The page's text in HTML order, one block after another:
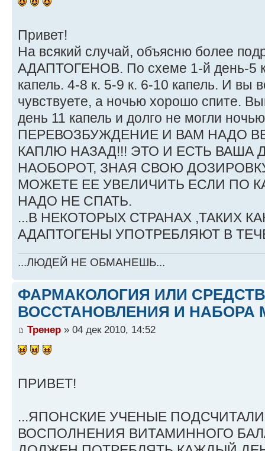
Привет!
На всякий случай, объясню более
АДАПТОГЕНОВ. По схеме 1-й день-5
капель. 4-8 к. 5-9 к. 6-10 капель. И вы
чувствуете, а ночью хорошо спите.
день 11 капель и долго не могли
ПЕРЕВОЗБУЖДЕНИЕ И ВАМ НАДО
КАПЛЮ НАЗАД!!! ЭТО И ЕСТЬ ВАША
НАОБОРОТ, ЗНАЯ СВОЮ
МОЖЕТЕ ЕЕ УВЕЛИЧИТЬ ЕСЛИ ПО
НАДО НЕ СПАТЬ.
...В НЕКОТОРЫХ СТРАНАХ ,ТАКИХ
АДАПТОГЕНЫ УПОТРЕБЛЯЮТ В
...ЛЮДЕЙ НЕ ОБМАНЕШЬ...
ФАРМАКОЛОГИЯ ИЛИ
ВОССТАНОВЛЕНИЯ И НАБОРА
Тренер » 04 дек 2010, 14:52
ПРИВЕТ!
...ЯПОНСКИЕ УЧЕНЫЕ
ВОСПОЛНЕНИЯ ВИТАМИННОГО